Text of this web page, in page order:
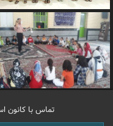
تماس با کانون